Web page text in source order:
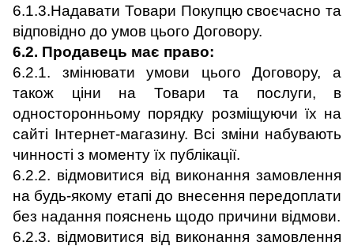
6.1.3.Надавати Товари Покупцю своєчасно та
відповідно до умов цього Договору.
6.2. Продавець має право:
6.2.1. змінювати умови цього Договору, а
також ціни на Товари та послуги, в
односторонньому порядку розміщуючи їх на
сайті Інтернет-магазину. Всі зміни набувають
чинності з моменту їх публікації.
6.2.2. відмовитися від виконання замовлення
на будь-якому етапі до внесення передоплати
без надання пояснень щодо причини відмови.
6.2.3. відмовитися від виконання замовлення